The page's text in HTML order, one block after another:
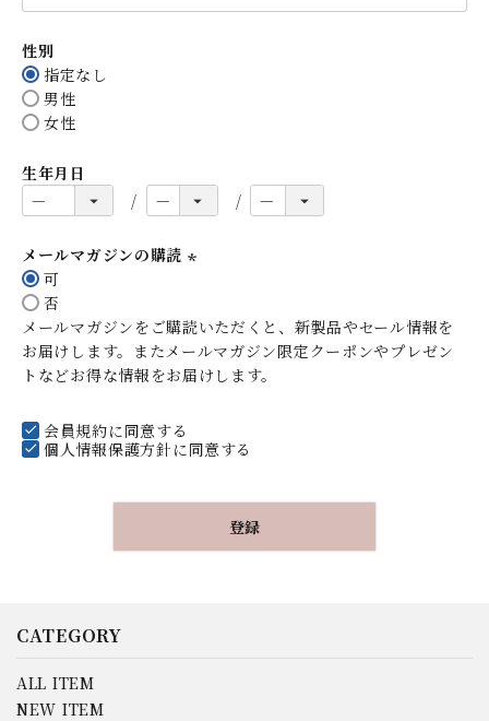
性別
指定なし
男性
女性
生年月日
メールマガジンの購読
須
)
可
否
メールマガジンをご購読いただくと、新製品やセール情報を
お届けします。またメールマガジン限定クーポンやプレゼン
トなどお得な情報をお届けします。
会員規約に同意する
個人情報保護方針 に同意する
登録
CATEGORY
ALL ITEM
NEW ITEM